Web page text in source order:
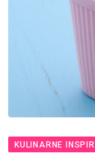
KULINARNE